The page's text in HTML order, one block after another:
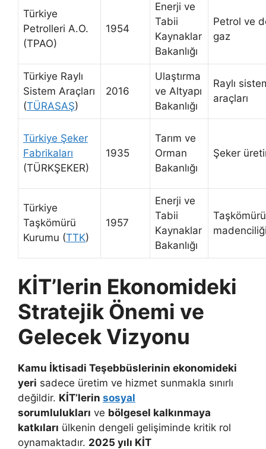
Türkiye
Petrolleri A.O.
(TPAO)
1954
Enerji ve
Tabii
Kaynaklar
Bakanlığı
Petrol ve
gaz
Türkiye Raylı
Sistem Araçları
(TÜRASAŞ)
2016
Ulaştırma
ve Altyapı
Bakanlığı
Raylı
araçları
Türkiye Şeker
Fabrikaları
(TÜRKŞEKER)
1935
Tarım ve
Orman
Bakanlığı
Şeker
Türkiye
Taşkömürü
Kurumu (TTK)
1957
Enerji ve
Tabii
Kaynaklar
Bakanlığı
Taşkömürü
KİT’lerin Ekonomideki
Stratejik Önemi ve
Gelecek Vizyonu
Kamu İktisadi Teşebbüslerinin ekonomideki
yeri sadece üretim ve hizmet sunmakla sınırlı
değildir. KİT’lerin sosyal
sorumlulukları ve bölgesel kalkınmaya
katkıları ülkenin dengeli gelişiminde kritik rol
oynamaktadır. 2025 yılı KİT